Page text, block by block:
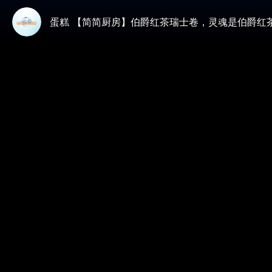
蛋糕 【简简厨房】伯爵红茶瑞士卷，灵魂是伯爵红